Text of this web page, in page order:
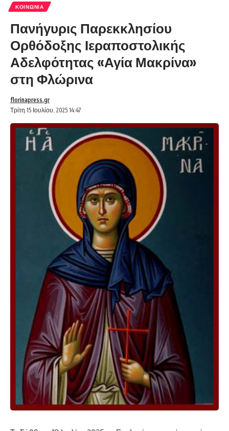
ΚΟΙΝΩΝΊΑ
Πανήγυρις Παρεκκλησίου
Ορθόδοξης Ιεραποστολικής
Αδελφότητας «Αγία Μακρίνα»
στη Φλώρινα
Τρίτη 15 Ιουλίου, 2025 14:47
florinapress.gr